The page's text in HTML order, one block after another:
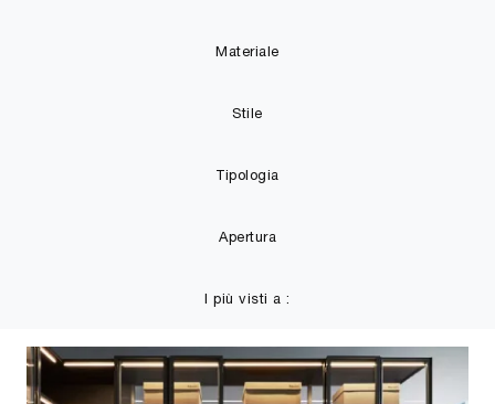
Materiale
Stile
Tipologia
Apertura
I più visti a :